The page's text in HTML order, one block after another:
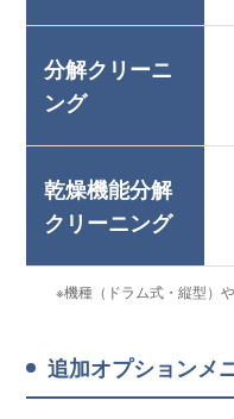
分解クリーニ
ング
乾燥機能分解
クリーニング
※機種（ドラム式・縦型）
追加オプションメ